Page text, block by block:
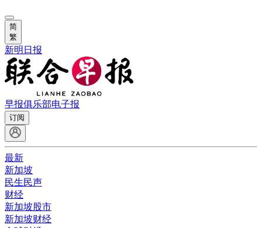
简
繁
新明日报
早报俱乐部电子报
订阅
最新
新加坡
民生民声
财经
新加坡股市
新加坡财经